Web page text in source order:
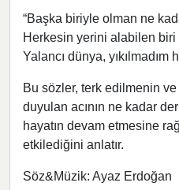
“Başka biriyle olman ne
Herkesin yerini alabilen biri
Yalancı dünya, yıkılmadım
Bu sözler, terk edilmenin
duyulan acının ne kadar
hayatın devam etmesine
etkilediğini anlatır.
Söz&Müzik: Ayaz Erdoğan